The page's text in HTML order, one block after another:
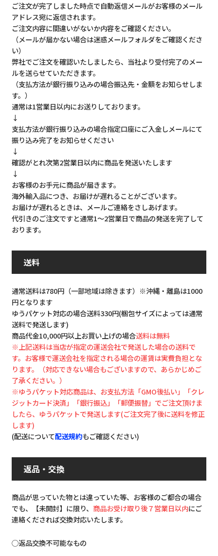
ご注文が完了しました時点で自動返信メールがお客様のメール
アドレス宛に返信されます。
ご注文内容に間違いがないか内容をご確認ください。
（メールが届かない場合は迷惑メールフォルダをご確認くださ
い）
弊社でご注文を確認いたしましたら、当社より受付完了のメー
ルを送らせていただきます。
（支払方法が銀行振り込みの場合振込先・金額をお知らせしま
す。）
通常は1営業日以内にお送りしております。
↓
支払方法が銀行振り込みの場合指定口座にご入金しメールにて
振り込み完了をお知らせください
↓
確認がとれ次第2営業日以内に商品を発送いたします
↓
お客様のお手元に商品が届きます。
海外輸入品につき、お届けが遅れることがございます。
お届けが遅れるときは、メールご連絡をさしあげます。
代引きのご注文ですと通常1～2営業日で商品の発送を完了して
おります。
送料
通常送料は780円（一部地域は除きます）※沖縄・離島は1000
円となります
ゆうパケット対応の場合送料330円(梱包サイズによっては通常
送料で発送します)
商品代金10,000円以上お買い上げの場合送料は無料
※上記送料は当店が指定の運送会社で発送した場合の送料で
す。お客様で運送会社を指定される場合の運賃は実費負担とな
ります。（対応できない場合もございますので、あらかじめご
了承ください。）
※ゆうパケット対応商品は、お支払方法「GMO後払い」「クレ
ジットカード決済」「銀行振込」「郵便振替」でご注文頂けま
したら、ゆうパケットで発送します(ご注文完了後に送料を修正
します)
(配送について配送規約もご確認ください)
返品・交換
商品が思っていた物とは違っていた等、お客様のご都合の場合
でも、【未開封】に限り、 商品お受け取り後７営業日以内にご
連絡くだされば交換対応いたします。
◯返品交換不可能なもの